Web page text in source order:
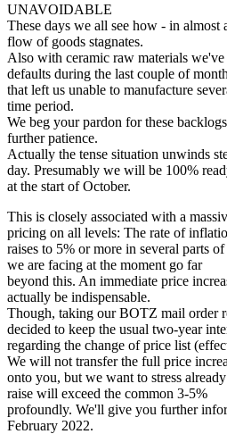
UNAVOIDABLE
These days we all see how - in
flow of goods stagnates.
Also with ceramic raw materials we've
defaults during the last couple of
that left us unable to manufacture
time period.
We beg your pardon for these
further patience.
Actually the tense situation unwinds
day. Presumably we will be 100%
at the start of October.
This is closely associated with a
pricing on all levels: The rate of
raises to 5% or more in several parts
we are facing at the moment go far
beyond this. An immediate price
actually be indispensable.
Though, taking our BOTZ mail order
decided to keep the usual two-year
regarding the change of price list
We will not transfer the full price
onto you, but we want to stress
raise will exceed the common 3-5%
profoundly. We'll give you further
February 2022.